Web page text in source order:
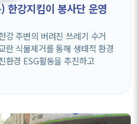
한강지킴이 봉사단 운영
강 주변의 버려진 쓰레기 수거
란 식물제거를 통해 생태적 환경
환경 ESG활동을 추진하고